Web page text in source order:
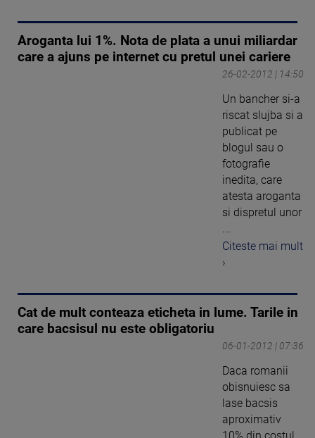
Aroganta lui 1%. Nota de plata a unui miliardar
care a ajuns pe internet cu pretul unei cariere
26-02-2012 | 14:50
Un bancher si-a
riscat slujba si a
publicat pe
blogul sau o
fotografie
inedita, care
atesta aroganta
si dispretul unor
...
Citeste mai mult
›
Cat de mult conteaza eticheta in lume. Tarile in
care bacsisul nu este obligatoriu
06-01-2012 | 07:36
Daca romanii
obisnuiesc sa
lase bacsis
aproximativ